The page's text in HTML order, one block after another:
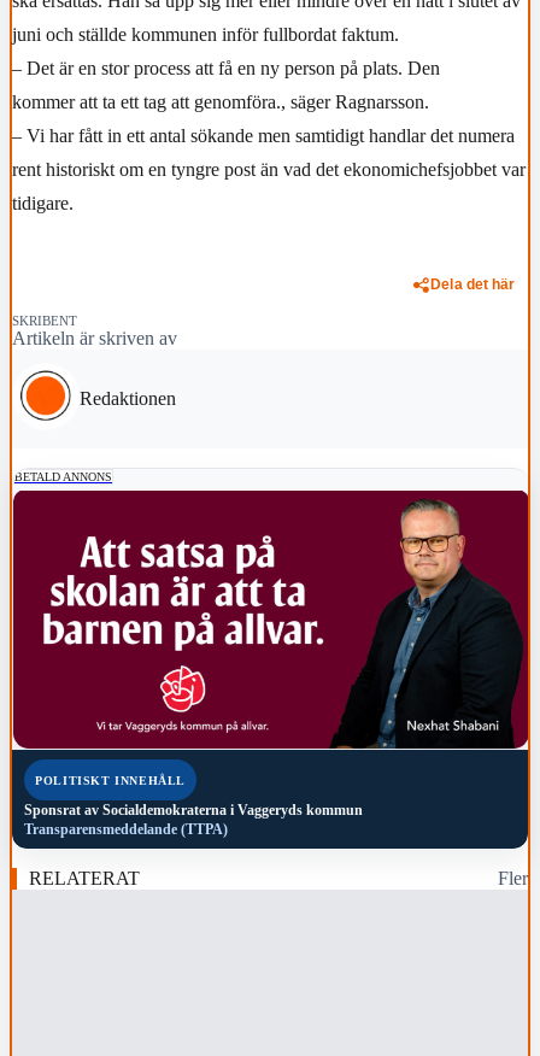
juni och ställde kommunen inför fullbordat faktum.
– Det är en stor process att få en ny person på plats. Den
kommer att ta ett tag att genomföra., säger Ragnarsson.
– Vi har fått in ett antal sökande men samtidigt handlar det numera
rent historiskt om en tyngre post än vad det ekonomichefsjobbet var
tidigare.
Dela det här
SKRIBENT
Artikeln är skriven av
Redaktionen
BETALD ANNONS
POLITISKT INNEHÅLL
Sponsrat av Socialdemokraterna i Vaggeryds kommun
Transparensmeddelande (TTPA)
RELATERAT Fler